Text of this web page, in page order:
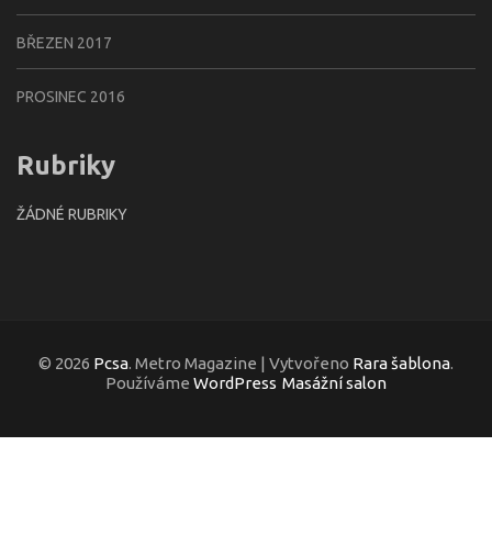
BŘEZEN 2017
PROSINEC 2016
Rubriky
ŽÁDNÉ RUBRIKY
© 2026 Pcsa. Metro Magazine | Vytvořeno Rara šablona.
Používáme WordPress Masážní salon